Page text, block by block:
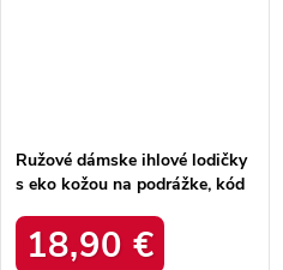
Ružové dámske ihlové lodičky
s eko kožou na podrážke, kód
18,90 €